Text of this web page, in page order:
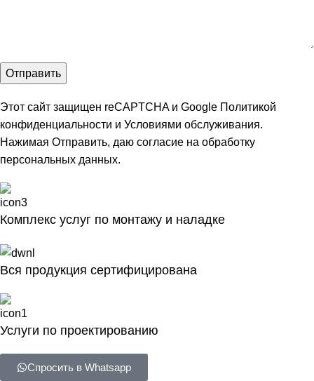
Этот сайт защищен reCAPTCHA и Google Политикой
конфиденциальности и Условиями обслуживания.
Нажимая Отправить, даю согласие на обработку
персональных данных.
Комплекс услуг по монтажу и наладке
Вся продукция сертифицирована
Услуги по проектированию
Спросить в Whatsapp